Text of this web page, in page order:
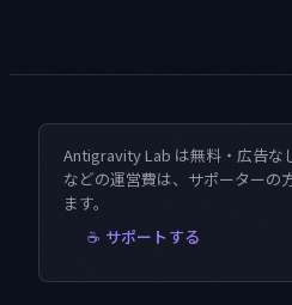
Antigravity Lab は無料・広告な
などの運営費は、サポーターの
ます。
☕ サポートする